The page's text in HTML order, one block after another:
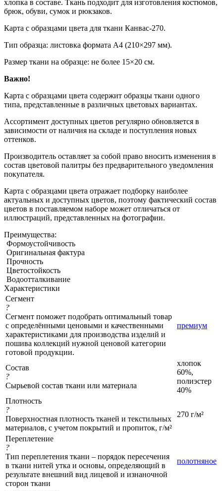
хлопка в составе. Ткань подходит для изготовления костюмов,
брюк, обуви, сумок и рюкзаков.
Карта с образцами цвета для ткани Канвас-270.
Тип образца: листовка формата А4 (210×297 мм).
Размер ткани на образце: не более 15×20 см.
Важно!
Карта с образцами цвета содержит образцы ткани одного
типа, представленные в различных цветовых вариантах.
Ассортимент доступных цветов регулярно обновляется в
зависимости от наличия на складе и поступления новых
оттенков.
Производитель оставляет за собой право вносить изменения в
состав цветовой палитры без предварительного уведомления
покупателя.
Карта с образцами цвета отражает подборку наиболее
актуальных и доступных цветов, поэтому фактический состав
цветов в поставляемом наборе может отличаться от
иллюстраций, представленных на фотографии.
Преимущества:
Формоустойчивость
Оригинальная фактура
Прочность
Цветостойкость
Водоотталкивание
Характеристики
Сегмент
?
Сегмент поможет подобрать оптимальный товар
с определёнными ценовыми и качественными
характеристиками для производства изделий и
пошива коллекций нужной ценовой категории
готовой продукции.
премиум
Состав
?
Сырьевой состав ткани или материала
хлопок
60%,
полиэстер
40%
Плотность
?
Поверхностная плотность тканей и текстильных
материалов, с учетом покрытий и пропиток, г/м²
270 г/м²
Переплетение
?
Тип переплетения ткани – порядок пересечения
в ткани нитей утка и основы, определяющий в
результате внешний вид лицевой и изнаночной
сторон ткани
полотняное